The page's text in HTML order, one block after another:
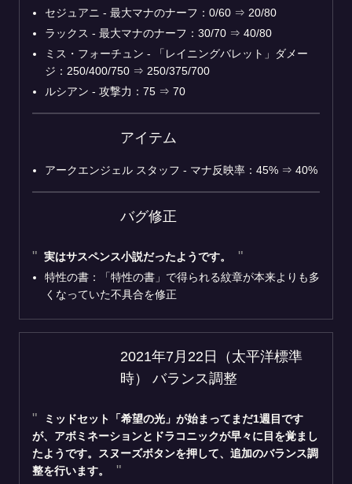
セジュアニ - 最大マナのナーフ：0/60 ⇒ 20/80
ラックス - 最大マナのナーフ：30/70 ⇒ 40/80
ミス・フォーチュン - 「レイニングバレット」ダメー
ジ：250/400/750 ⇒ 250/375/700
ルシアン - 攻撃力：75 ⇒ 70
アイテム
アークエンジェル スタッフ - マナ反映率：45% ⇒ 40%
バグ修正
実はサスペンス小説だったようです。
特性の書：「特性の書」で得られる紋章が本来よりも多
くなっていた不具合を修正
2021年7月22日（太平洋標準
時） バランス調整
ミッドセット「希望の光」が始まってまだ1週目です
が、アボミネーションとドラコニックが早々に目を覚まし
たようです。スヌーズボタンを押して、追加のバランス調
整を行います。